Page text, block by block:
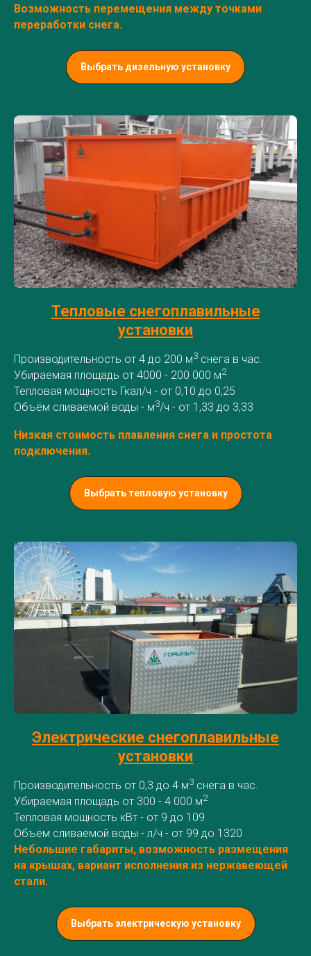
Возможность перемещения между точками
переработки снега.
Выбрать дизельную установку
Тепловые снегоплавильные
установки
Производительность от 4 до 200 м3 снега в час.
Убираемая площадь от 4000 - 200 000 м2
Тепловая мощность Гкал/ч - от 0,10 до 0,25
Объём сливаемой воды - м3/ч - от 1,33 до 3,33
Низкая стоимость плавления снега и простота
подключения.
Выбрать тепловую установку
Электрические снегоплавильные
установки
Производительность от 0,3 до 4 м3 снега в час.
Убираемая площадь от 300 - 4 000 м2
Тепловая мощность кВт - от 9 до 109
Объём сливаемой воды - л/ч - от 99 до 1320
Небольшие габариты, возможность размещения
на крышах, вариант исполнения из нержавеющей
стали.
Выбрать электрическую установку